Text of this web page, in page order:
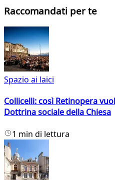
Raccomandati per te
Spazio ai laici
Collicelli: così Retinopera
Dottrina sociale della Chiesa
1 min di lettura